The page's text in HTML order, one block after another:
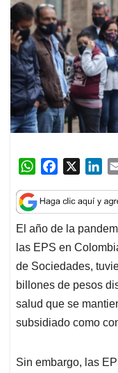
W
a
t
s
A
p
p
c
e
b
o
o
k
n
k
e
d
I
n
El año de la
las EPS en
de Sociedades,
billones de pesos
salud que se
subsidiado como
Sin embargo, las